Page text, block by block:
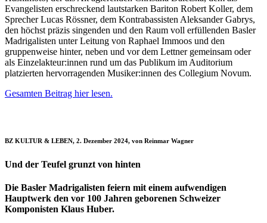
Evangelisten erschreckend lautstarken Bariton Robert Koller, dem
Sprecher Lucas Rössner, dem Kontrabassisten Aleksander Gabrys,
den höchst präzis singenden und den Raum voll erfüllenden Basler
Madrigalisten unter Leitung von Raphael Immoos und den
gruppenweise hinter, neben und vor dem Lettner gemeinsam oder
als Einzelakteur:innen rund um das Publikum im Auditorium
platzierten hervorragenden Musiker:innen des Collegium Novum.
Gesamten Beitrag hier lesen.
BZ KULTUR & LEBEN, 2. Dezember 2024, von Reinmar Wagner
Und der Teufel grunzt von hinten
Die Basler Madrigalisten feiern mit einem aufwendigen
Hauptwerk den vor 100 Jahren geborenen Schweizer
Komponisten Klaus Huber.